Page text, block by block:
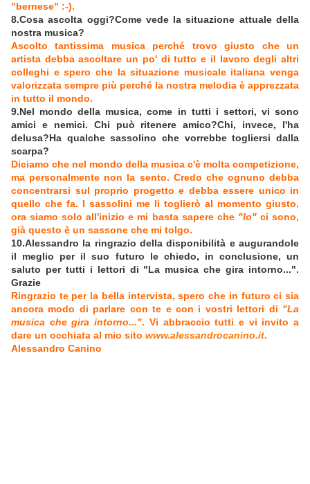
"bernese" :-).
8.Cosa ascolta oggi?Come vede la situazione attuale della
nostra musica?
Ascolto tantissima musica perché trovo giusto che un
artista debba ascoltare un po' di tutto e il lavoro degli altri
colleghi e spero che la situazione musicale italiana venga
valorizzata sempre più perché la nostra melodia è apprezzata
in tutto il mondo.
9.Nel mondo della musica, come in tutti i settori, vi sono
amici e nemici. Chi può ritenere amico?Chi, invece, l'ha
delusa?Ha qualche sassolino che vorrebbe togliersi dalla
scarpa?
Diciamo che nel mondo della musica c'è molta competizione,
ma personalmente non la sento. Credo che ognuno debba
concentrarsi sul proprio progetto e debba essere unico in
quello che fa. I sassolini me li toglierò al momento giusto,
ora siamo solo all'inizio e mi basta sapere che "Io"ci sono,
già questo è un sassone che mi tolgo.
10.Alessandro la ringrazio della disponibilità e augurandole
il meglio per il suo futuro le chiedo, in conclusione, un
saluto per tutti i lettori di "La musica che gira intorno...".
Grazie
Ringrazio te per la bella intervista, spero che in futuro ci sia
ancora modo di parlare con te e con i vostri lettori di "La
musica che gira intorno...". Vi abbraccio tutti e vi invito a
dare un occhiata al mio sito www.alessandrocanino.it.
Alessandro Canino